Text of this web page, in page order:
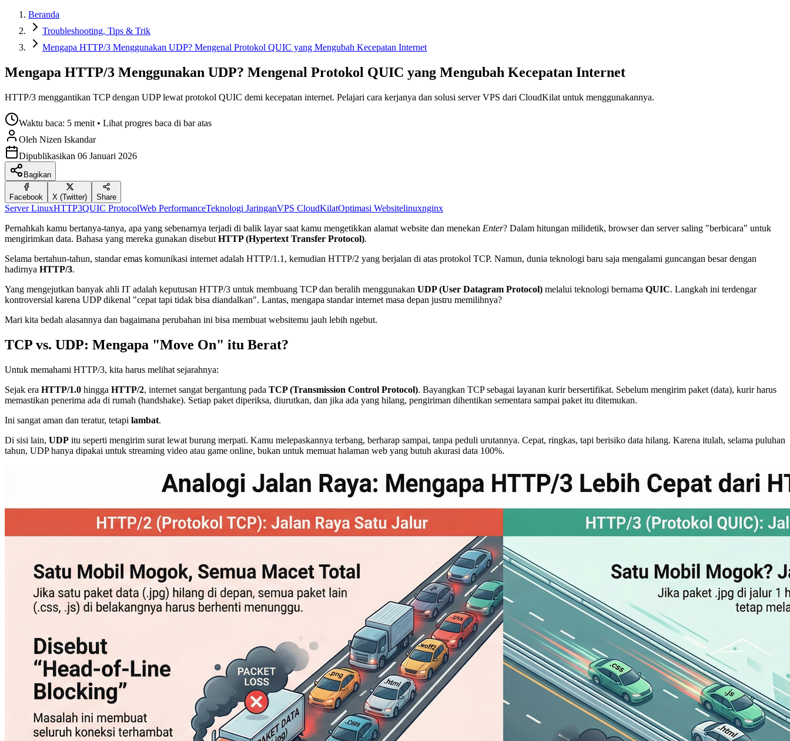
Beranda
Troubleshooting, Tips & Trik
Mengapa HTTP/3 Menggunakan UDP? Mengenal Protokol QUIC yang Mengubah Kecepatan Internet
Mengapa HTTP/3 Menggunakan UDP? Mengenal Protokol QUIC yang Mengubah Kecepatan Internet
HTTP/3 menggantikan TCP dengan UDP lewat protokol QUIC demi kecepatan internet. Pelajari cara kerjanya dan solusi server VPS dari CloudKilat untuk menggunakannya.
Waktu baca: 5 menit • Lihat progres baca di bar atas
Oleh Nizen Iskandar
Dipublikasikan 06 Januari 2026
Bagikan
Facebook X (Twitter) Share
Server LinuxHTTP3QUIC ProtocolWeb PerformanceTeknologi JaringanVPS CloudKilatOptimasi Websitelinuxnginx
Pernahkah kamu bertanya-tanya, apa yang sebenarnya terjadi di balik layar saat kamu mengetikkan alamat website dan menekan Enter? Dalam hitungan milidetik, browser dan server saling "berbicara" untuk
mengirimkan data. Bahasa yang mereka gunakan disebut HTTP (Hypertext Transfer Protocol).
Selama bertahun-tahun, standar emas komunikasi internet adalah HTTP/1.1, kemudian HTTP/2 yang berjalan di atas protokol TCP. Namun, dunia teknologi baru saja mengalami guncangan besar dengan
hadirnya HTTP/3.
Yang mengejutkan banyak ahli IT adalah keputusan HTTP/3 untuk membuang TCP dan beralih menggunakan UDP (User Datagram Protocol) melalui teknologi bernama QUIC. Langkah ini terdengar
kontroversial karena UDP dikenal "cepat tapi tidak bisa diandalkan". Lantas, mengapa standar internet masa depan justru memilihnya?
Mari kita bedah alasannya dan bagaimana perubahan ini bisa membuat websitemu jauh lebih ngebut.
TCP vs. UDP: Mengapa "Move On" itu Berat?
Untuk memahami HTTP/3, kita harus melihat sejarahnya:
Sejak era HTTP/1.0 hingga HTTP/2, internet sangat bergantung pada TCP (Transmission Control Protocol). Bayangkan TCP sebagai layanan kurir bersertifikat. Sebelum mengirim paket (data), kurir harus
memastikan penerima ada di rumah (handshake). Setiap paket diperiksa, diurutkan, dan jika ada yang hilang, pengiriman dihentikan sementara sampai paket itu ditemukan.
Ini sangat aman dan teratur, tetapi lambat.
Di sisi lain, UDP itu seperti mengirim surat lewat burung merpati. Kamu melepaskannya terbang, berharap sampai, tanpa peduli urutannya. Cepat, ringkas, tapi berisiko data hilang. Karena itulah, selama puluhan
tahun, UDP hanya dipakai untuk streaming video atau game online, bukan untuk memuat halaman web yang butuh akurasi data 100%.